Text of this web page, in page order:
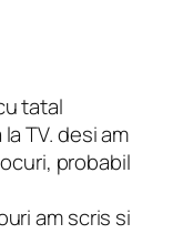
tatal
TV. desi am
probabil
am scris si